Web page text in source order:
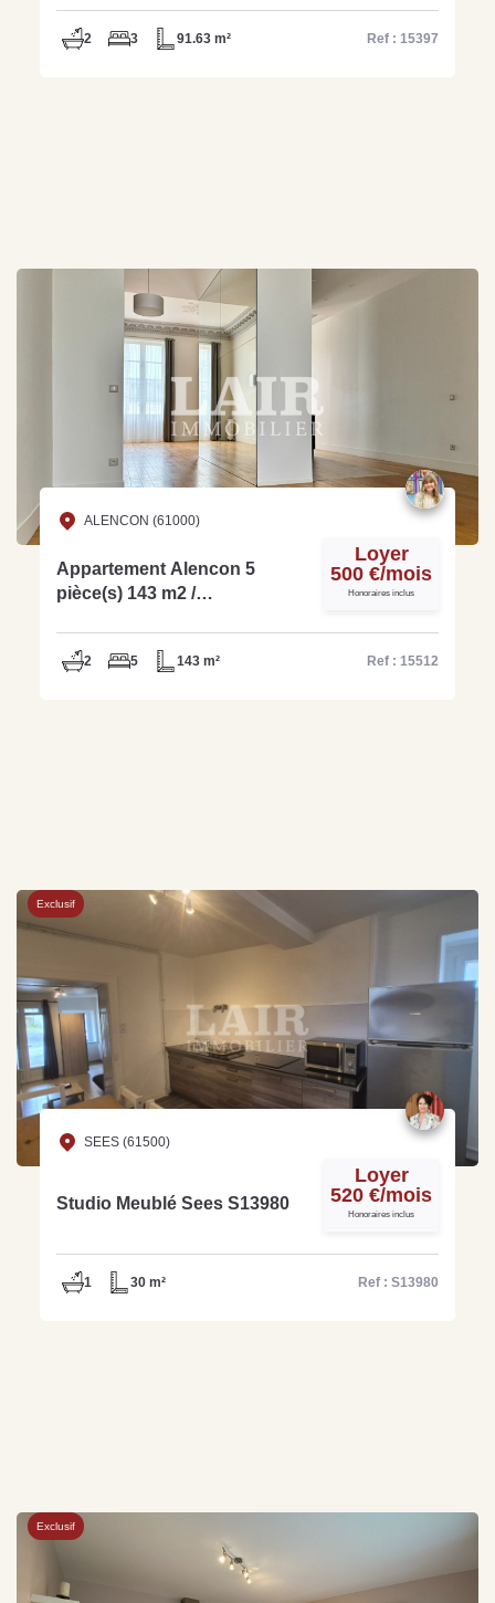
15397
2 3 91.63 m² Ref : 15397
ALENCON (61000)
Appartement Alencon 5
pièce(s) 143 m2 /
Loyer
500 €/mois
Honoraires inclus
2 5 143 m² Ref : 15512
Exclusif
SEES (61500)
Studio Meublé Sees S13980
Loyer
520 €/mois
Honoraires inclus
1 30 m² Ref : S13980
Exclusif